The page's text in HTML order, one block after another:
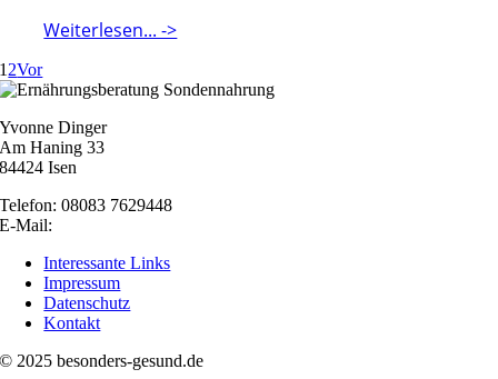
Weiterlesen... ->
1 2Vor
Yvonne Dinger
Am Haning 33
84424 Isen
Telefon: 08083 7629448
E-Mail:
Interessante Links
Impressum
Datenschutz
Kontakt
© 2025 besonders-gesund.de